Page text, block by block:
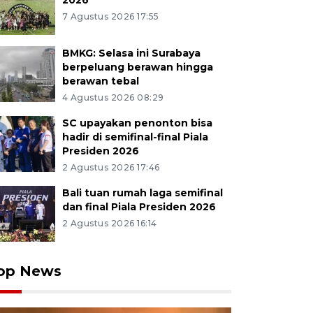
7 Agustus 2026 17:55
BMKG: Selasa ini Surabaya
berpeluang berawan hingga
berawan tebal
4 Agustus 2026 08:29
SC upayakan penonton bisa
hadir di semifinal-final Piala
Presiden 2026
2 Agustus 2026 17:46
Bali tuan rumah laga semifinal
dan final Piala Presiden 2026
2 Agustus 2026 16:14
News